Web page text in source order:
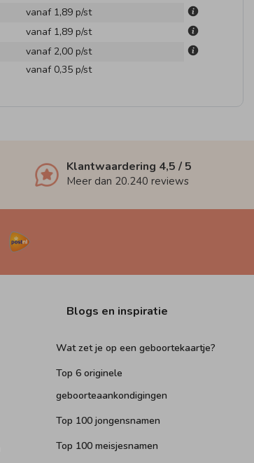
vanaf 1,89 p/st
vanaf 1,89 p/st
vanaf 2,00 p/st
vanaf 0,35 p/st
Klantwaardering 4,5 / 5
Meer dan 20.240 reviews
Blogs en inspiratie
Wat zet je op een geboortekaartje?
Top 6 originele
geboorteaankondigingen
Top 100 jongensnamen
Top 100 meisjesnamen